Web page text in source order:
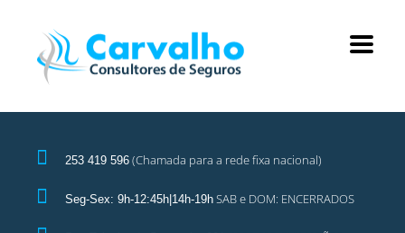
253 419 596 (Chamada para a rede fixa nacional)
Seg-Sex: 9h-12:45h|14h-19h SAB e DOM: ENCERRADOS